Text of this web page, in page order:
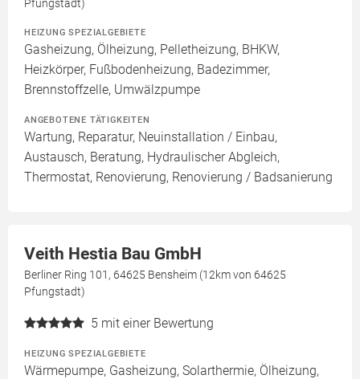
Pfungstadt)
HEIZUNG SPEZIALGEBIETE
Gasheizung, Ölheizung, Pelletheizung, BHKW,
Heizkörper, Fußbodenheizung, Badezimmer,
Brennstoffzelle, Umwälzpumpe
ANGEBOTENE TÄTIGKEITEN
Wartung, Reparatur, Neuinstallation / Einbau,
Austausch, Beratung, Hydraulischer Abgleich,
Thermostat, Renovierung, Renovierung / Badsanierung
Veith Hestia Bau GmbH
Berliner Ring 101, 64625 Bensheim (12km von 64625
Pfungstadt)
5 mit einer Bewertung
HEIZUNG SPEZIALGEBIETE
Wärmepumpe, Gasheizung, Solarthermie, Ölheizung,